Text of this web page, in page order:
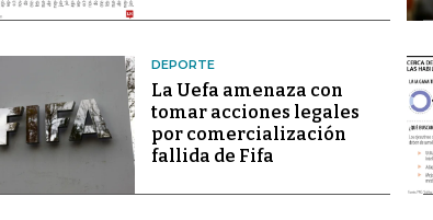
DEPORTE
La Uefa amenaza con
tomar acciones legales
por comercialización
fallida de Fifa